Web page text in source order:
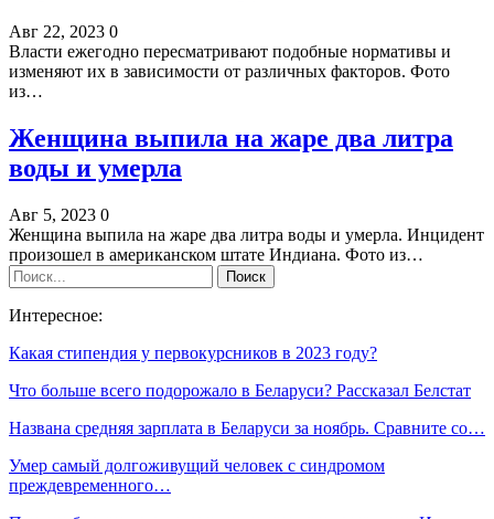
Авг 22, 2023 0
Власти ежегодно пересматривают подобные нормативы и
изменяют их в зависимости от различных факторов. Фото
из…
Женщина выпила на жаре два литра
воды и умерла
Авг 5, 2023 0
Женщина выпила на жаре два литра воды и умерла. Инцидент
произошел в американском штате Индиана. Фото из…
Интересное:
Какая стипендия у первокурсников в 2023 году?
Что больше всего подорожало в Беларуси? Рассказал Белстат
Названа средняя зарплата в Беларуси за ноябрь. Сравните со…
Умер самый долгоживущий человек с синдромом
преждевременного…